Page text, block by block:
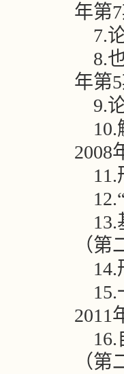
年第
7.
8.
年第
9.
10.
2008
11.
（第
14.
2011
16.
（第